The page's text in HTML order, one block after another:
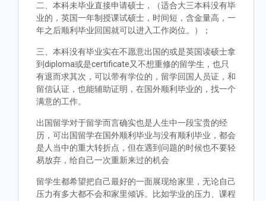
二、本科未毕业直接申请硕士，（适合大三本科没有毕
业的，英国一年制授课试硕士，时间短，含金量高，一
年之后顺利毕业回国就可以进入工作岗位。）；
三、本科没有毕业实在不愿意出国的或是英国读硕士拿
到diploma或是certificate又不想重修的留学生，也只
有退而求其次，可以带有学位的，留学回国人员证，和
留信认证，也能辅助证明，在国外顺利毕业的，找一个
满意的工作。
出国留学对于留学而言确实也是人生中一段宝贵的经
历，可出国留学在国外顺利毕业与没有顺利毕业，都会
是人当中的重大转折点，但在遇到问题的时候也不要轻
易放弃，给自己一次重新来过的机会
留学生都希望把自己最好的一面展现给家里，无论自己
压力有多大都不会和家里倾诉。比如学业的压力、课程